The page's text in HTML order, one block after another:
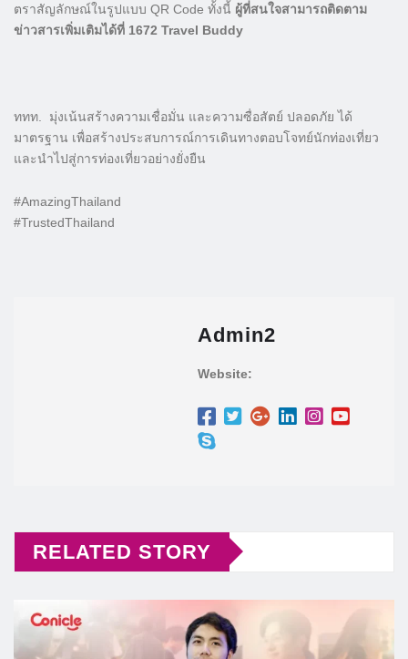
ตราสัญลักษณ์ในรูปแบบ QR Code ทั้งนี้ ผู้ที่สนใจสามารถติดตาม
ข่าวสารเพิ่มเติมได้ที่ 1672 Travel Buddy
ททท. มุ่งเน้นสร้างความเชื่อมั่น และความซื่อสัตย์ ปลอดภัย ได้
มาตรฐาน เพื่อสร้างประสบการณ์การเดินทางตอบโจทย์นักท่องเที่ยว
และนำไปสู่การท่องเที่ยวอย่างยั่งยืน
#AmazingThailand
#TrustedThailand
Admin2
Website:
RELATED STORY